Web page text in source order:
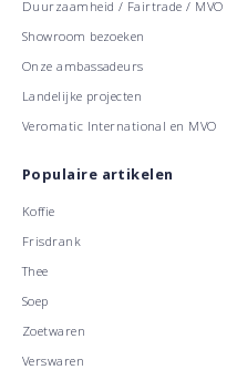
Duurzaamheid / Fairtrade / MVO
Showroom bezoeken
Onze ambassadeurs
Landelijke projecten
Veromatic International en MVO
Populaire artikelen
Koffie
Frisdrank
Thee
Soep
Zoetwaren
Verswaren